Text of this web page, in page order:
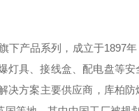
下产品系列，成立于1897年
具、接线盒、配电盘等
决方案主要供应商，库柏